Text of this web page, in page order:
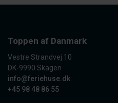
Toppen af Danmark
Vestre Strandvej 10
DK-9990 Skagen
info@feriehuse.dk
+45 98 48 86 55